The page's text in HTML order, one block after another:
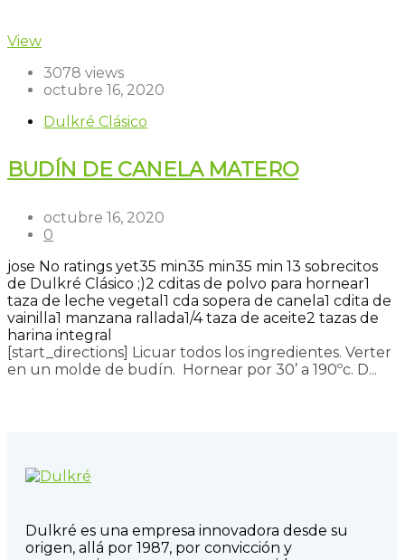
View
3078 views
octubre 16, 2020
Dulkré Clásico
BUDÍN DE CANELA MATERO
octubre 16, 2020
0
jose No ratings yet35 min35 min35 min 13 sobrecitos
de Dulkré Clásico ;)2 cditas de polvo para hornear1
taza de leche vegetal 1 cda sopera de canela1 cdita de
vainilla1 manzana rallada1/4 taza de aceite2 tazas de
harina integral
[start_directions] Licuar todos los ingredientes. Verter
en un molde de budín. Hornear por 30’ a 190ºc. D...
Dulkré es una empresa innovadora desde su
origen, allá por 1987, por convicción y